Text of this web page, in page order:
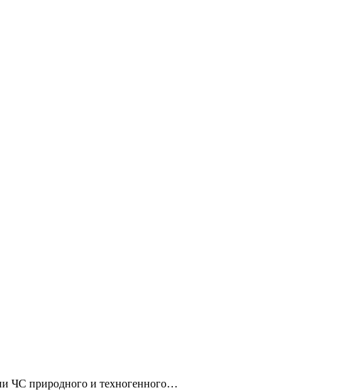
ЧС природного и техногенного…